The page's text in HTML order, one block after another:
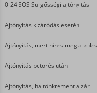
0-24 SOS Sürgősségi ajtónyitás
Ajtónyitás kizáródás esetén
Ajtónyitás, mert nincs meg a kulcs
Ajtónyitás betörés után
Ajtónyitás, ha tönkrement a zár